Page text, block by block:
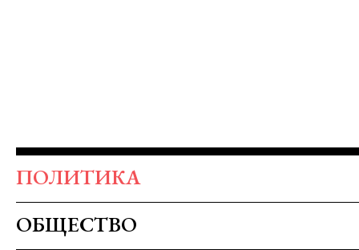
ПОЛИТИКА
ОБЩЕСТВО